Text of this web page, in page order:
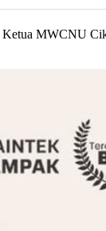
Ketua MWCNU